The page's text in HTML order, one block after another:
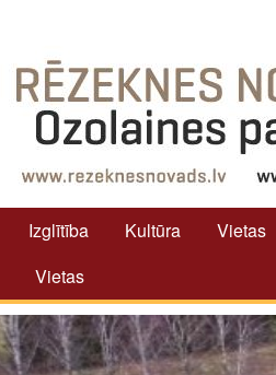
Izglītība Kultūra
Vietas
Vietas